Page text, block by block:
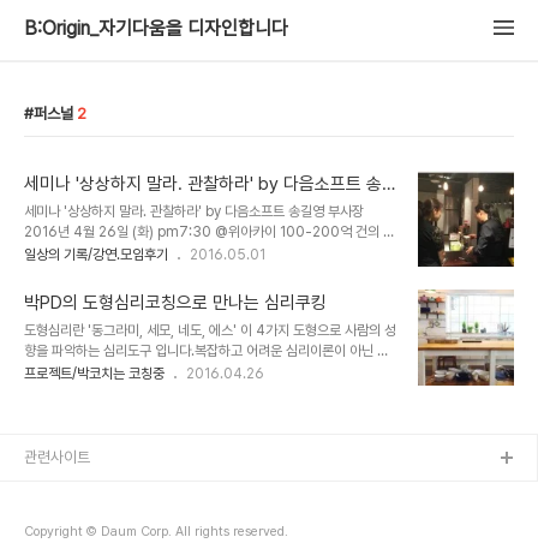
B:Origin_자기다움을 디자인합니다
퍼스널 2
세미나 '상상하지 말라. 관찰하라' by 다음소프트 송
길영 부사장 출처: http://sentipark.com/1771 [B:
Origin_자기다움을 디자인합니다.] 송길영
세미나 '상상하지 말라. 관찰하라' by 다음소프트 송길영 부사장
2016년 4월 26일 (화) pm7:30 @위아카이 100-200억 건의 데
이터를 보며 소셜미디어에 드러나는 사람들의 마음을 읽는 Mind
라, 관찰하라' 강연에 흠뻑 취한다. 재미있는 책을 볼 때, 남은 분량이
줄어드는게 서운한 것처럼 강의 시간이 가는게 아쉬웠다. 사람들과 직
접 말을 섞는 것보다는 모바일이 편한 밀레니얼 세대의 특징을 소개하
며 강의를 시작하셨다. 강의 시간을 1:30분 드렸는데 참여자들의 요
청으로 Q&A까지 2시간 20분으로 늘었다. 강의중 들려주신 말씀 중
일상의 기록/강연.모임후기 2016.05.01
박PD의 도형심리코칭으로 만나는 심리쿠킹
도형심리란 '동그라미, 세모, 네도, 에스' 이 4가지 도형으로 사람의 성
향을 파악하는 심리도구 입니다.복잡하고 어려운 심리이론이 아닌 누
구나 쉽게 자신과 타인을 이해할 수 있습니다. 오늘도 내 안에서 수만
고, 볶고…우리의 감정과 생각도 다듬는 과정이 필요합니다. 그러다보
치유를 경험하는 것입니다...
프로젝트/박코치는 코칭중 2016.04.26
Copyright © Daum Corp. All rights reserved.
관련사이트